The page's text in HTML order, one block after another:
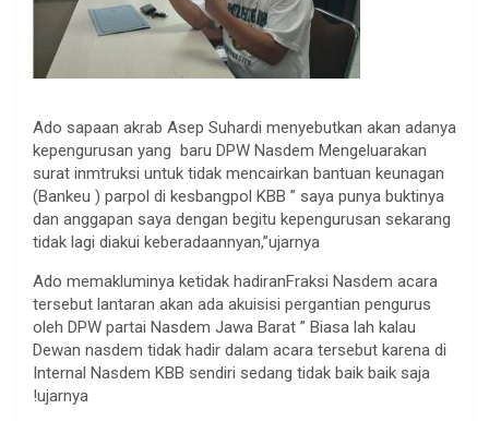
Ado sapaan akrab Asep Suhardi menyebutkan akan adanya
kepengurusan yang baru DPW Nasdem Mengeluarakan
surat inmtruksi untuk tidak mencairkan bantuan keunagan
(Bankeu ) parpol di kesbangpol KBB ” saya punya buktinya
dan anggapan saya dengan begitu kepengurusan sekarang
tidak lagi diakui keberadaannyan,”ujarnya
Ado memakluminya ketidak hadiranFraksi Nasdem acara
tersebut lantaran akan ada akuisisi pergantian pengurus
oleh DPW partai Nasdem Jawa Barat ” Biasa lah kalau
Dewan nasdem tidak hadir dalam acara tersebut karena di
Internal Nasdem KBB sendiri sedang tidak baik baik saja
!ujarnya